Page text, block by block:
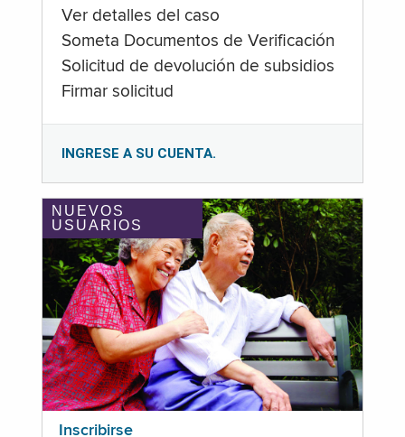
Ver detalles del caso
Someta Documentos de Verificación
Solicitud de devolución de subsidios
Firmar solicitud
INGRESE A SU CUENTA.
NUEVOS
USUARIOS
Inscribirse